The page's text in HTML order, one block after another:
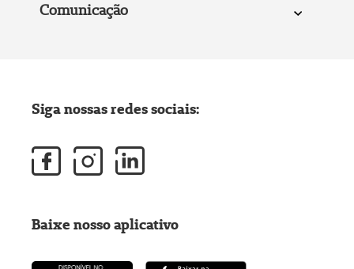
Comunicação
Siga nossas redes sociais:
Baixe nosso aplicativo